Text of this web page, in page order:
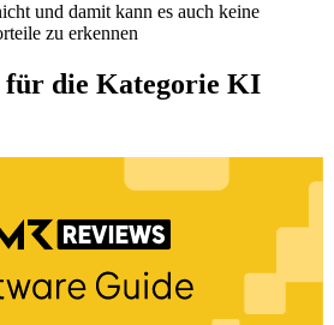
und damit kann es auch keine
zu erkennen
für die Kategorie KI